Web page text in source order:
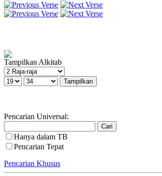
Tampilkan Alkitab
Pencarian Universal:
Hanya dalam TB
Pencarian Tepat
Pencarian Khusus